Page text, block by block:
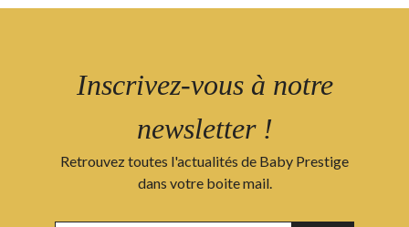
Inscrivez-vous à notre
newsletter !
Retrouvez toutes l'actualités de Baby Prestige
dans votre boite mail.